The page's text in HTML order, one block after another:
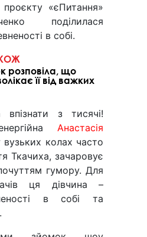
«єПитання»
поділилася
в собі.
розповіла, що
її від важких
з тисячі!
Анастасія
вузьких колах часто
Ткачиха, зачаровує
гумору. Для
ця дівчина –
в собі та